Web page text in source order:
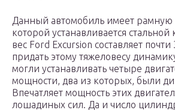
Данный автомобиль имеет рамную
которой устанавливается стальной
вес Ford Excursion составляет
придать этому тяжеловесу
могли устанавливать четыре
мощности, два из которых, были
Впечатляет мощность этих
лошадиных сил. Да и число